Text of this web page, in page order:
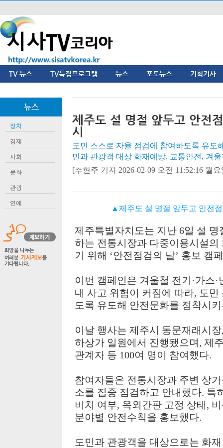
TV 뉴스 TV특집프로그램 뉴스 포토뉴스 기획기사
뉴스
정치
경제
사회
문화
관광
연예
제주도 설 명절 앞두고 안전
시
도민 스스로 자율 점검에 참여하도록 유도
민과 관광객 대상 화재예방, 교통안전, 겨
[추현주 기자 2026-02-09 오전 11:52:16 월요
▲제주도 설 명절 앞두고 안전
제주특별자치도는 지난 6일 설 명
하는 전통시장과 다중이용시설
기 위해 ‘안전점검의 날’ 홍보 캠
이번 캠페인은 겨울철 전기 ·가스·
내 사고 위험이 커짐에 따라, 도민
도록 유도해 안전문화를 정착시
이날 행사는 제주시 동문재래시장
하상가 일원에서 진행됐으며 , 제
관계자 등 100여 명이 참여했다.
참여자들은 전통시장과 주변 상
소를 집중 점검하고 안내했다. 특
비치 여부, 옥외간판 고정 상태 ,
분야별 안전수칙을 홍보했다.
도민과 관광객을 대상으로는 화